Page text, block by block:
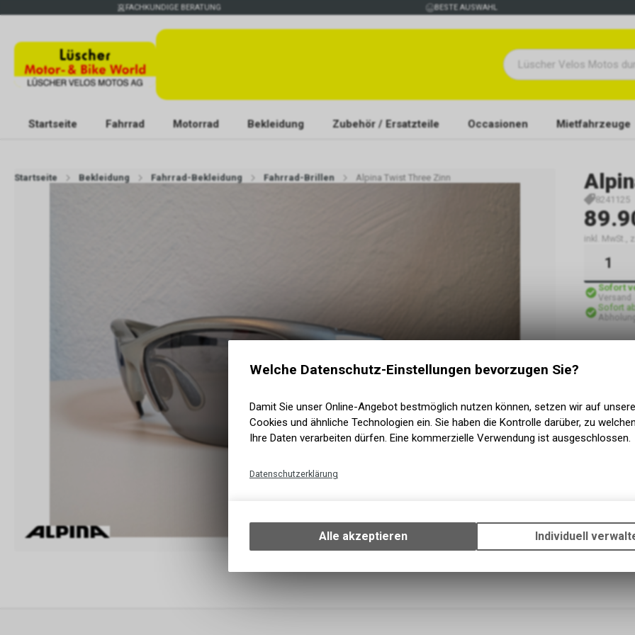
FACHKUNDIGE BERATUNG BESTE AUSWAHL
Startseite Fahrrad Motorrad Bekleidung Zubehör / Ersatzteile Occasionen Mietfahrzeuge
Startseite Bekleidung Fahrrad-Bekleidung Fahrrad-Brillen Alpina Twist Three Zinn
8241125
inkl. MwSt.,
Sofort
Versand
Sofort
Welche Datenschutz-Einstellungen bevorzugen Sie?
Damit Sie unser Online-Angebot bestmöglich nutzen können, setzen wir auf
Cookies und ähnliche Technologien ein. Sie haben die Kontrolle darüber, zu
Ihre Daten verarbeiten dürfen. Eine kommerzielle Verwendung ist ausgeschlossen.
Datenschutzerklärung
Ihrem Gerät, um die grundlegenden Funktionen unseres Online-
Verwendung des Warenkorbs, zu ermöglichen. Bitte beachten Sie,
zulassen.
Alle akzeptieren Individuell